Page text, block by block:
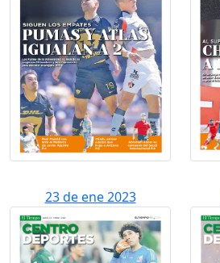
23 de ene 2023